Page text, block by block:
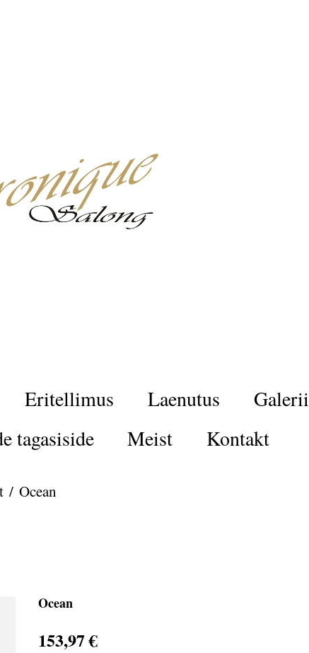
Eritellimus Laenutus
Galerii
tagasiside Meist Kontakt
/ Ocean
Ocean
153,97 €